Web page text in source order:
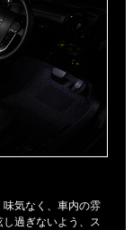
気なく、車内の雰
過ぎないよう、ス